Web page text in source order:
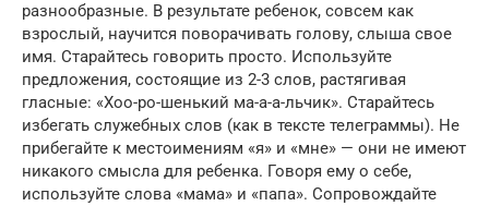
разнообразные. В результате ребенок, совсем как
взрослый, научится поворачивать голову, слыша свое
имя. Старайтесь говорить просто. Используйте
предложения, состоящие из 2-3 слов, растягивая
гласные: «Хоо-ро-шенький ма-а-а-льчик». Старайтесь
избегать служебных слов (как в тексте телеграммы). Не
прибегайте к местоимениям «я» и «мне» — они не имеют
никакого смысла для ребенка. Говоря ему о себе,
используйте слова «мама» и «папа». Сопровождайте